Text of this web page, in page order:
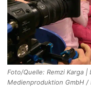
Foto/Quelle: Remzi Karga |
Medienproduktion GmbH /